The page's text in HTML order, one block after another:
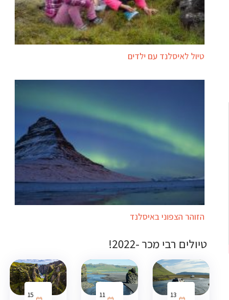
טיול לאיסלנד עם ילדים
הזוהר הצפוני באיסלנד
טיולים רבי מכר -2022!
13
11
15